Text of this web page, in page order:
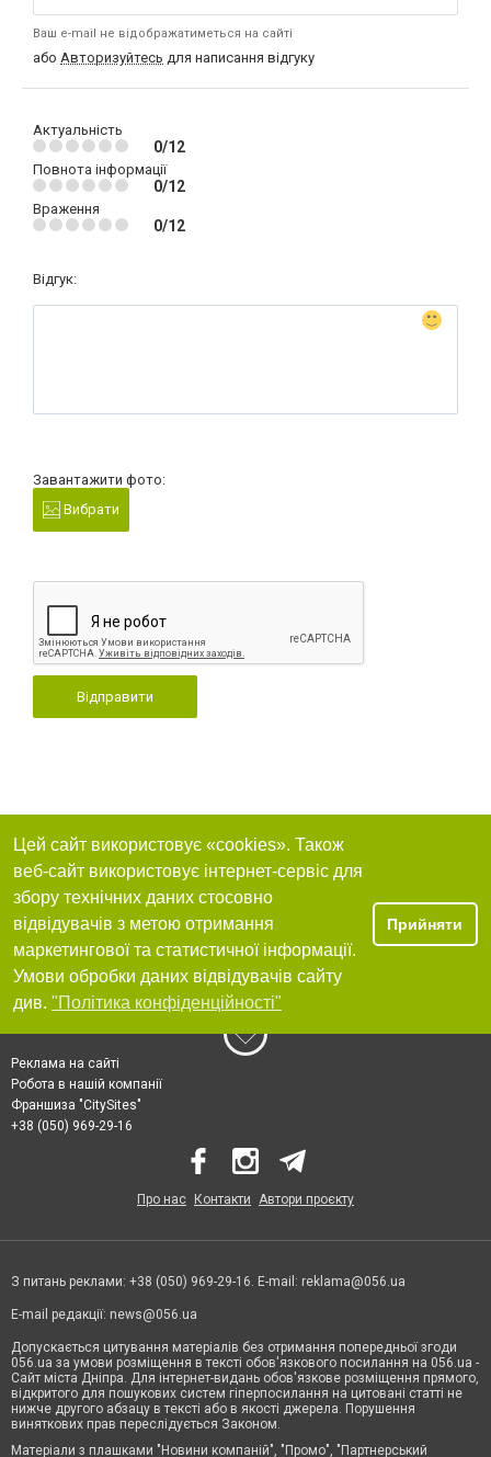
Ваш e-mail не відображатиметься на сайті
або Авторизуйтесь для написання відгуку
Актуальність
0/12
Повнота інформації
0/12
Враження
0/12
Відгук:
Завантажити фото:
Вибрати
Відправити
Цей сайт використовує «cookies». Також
веб-сайт використовує інтернет-сервіс для
збору технічних даних стосовно
відвідувачів з метою отримання
маркетингової та статистичної інформації.
Умови обробки даних відвідувачів сайту
див. "Політика конфіденційності"
Прийняти
Реклама на сайті
Робота в нашій компанії
Франшиза "CitySites"
+38 (050) 969-29-16
Про нас Контакти Автори проєкту
З питань реклами: +38 (050) 969-29-16. E-mail: reklama@056.ua
E-mail редакції: news@056.ua
Допускається цитування матеріалів без отримання попередньої згоди
056.ua за умови розміщення в тексті обов'язкового посилання на 056.ua -
Сайт міста Дніпра. Для інтернет-видань обов'язкове розміщення прямого,
відкритого для пошукових систем гіперпосилання на цитовані статті не
нижче другого абзацу в тексті або в якості джерела. Порушення
виняткових прав переслідується Законом.
Матеріали з плашками "Новини компаній", "Промо", "Партнерський